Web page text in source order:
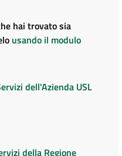
hai trovato sia
usando il modulo
dell'Azienda USL
della Regione